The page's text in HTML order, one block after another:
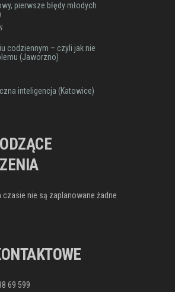
pierwsze błędy młodych
codziennym – czyli jak nie
(Jaworzno)
inteligencja (Katowice)
czasie nie są zaplanowane żadne
69 599